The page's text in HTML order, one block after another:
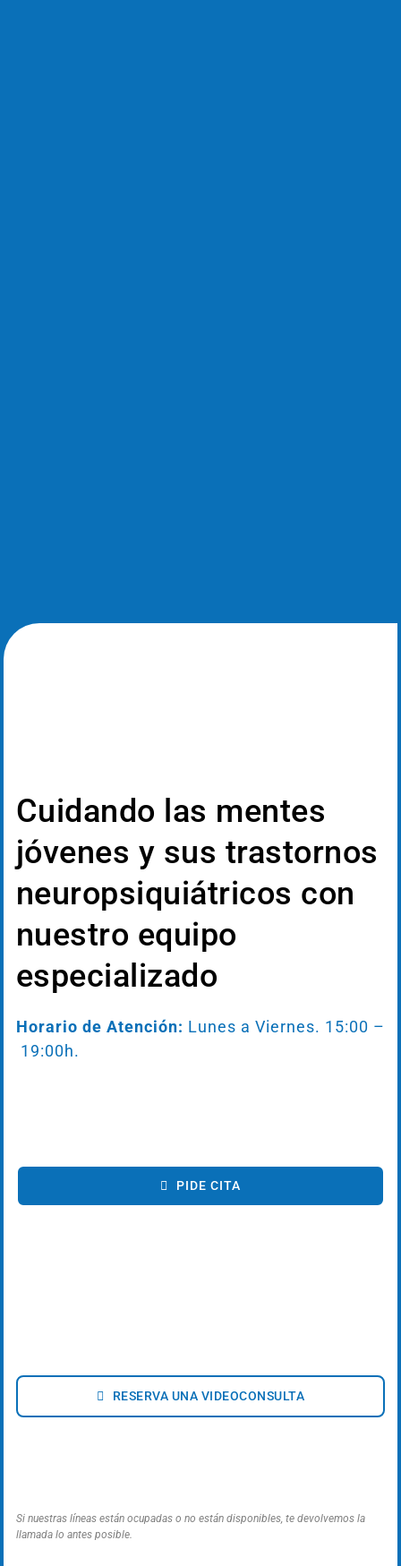
Cuidando las mentes
jóvenes y sus trastornos
neuropsiquiátricos con
nuestro equipo
especializado
Horario de Atención: Lunes a Viernes. 15:00 –
19:00h.
PIDE CITA
RESERVA UNA VIDEOCONSULTA
Si nuestras líneas están ocupadas o no están disponibles, te devolvemos la
llamada lo antes posible.